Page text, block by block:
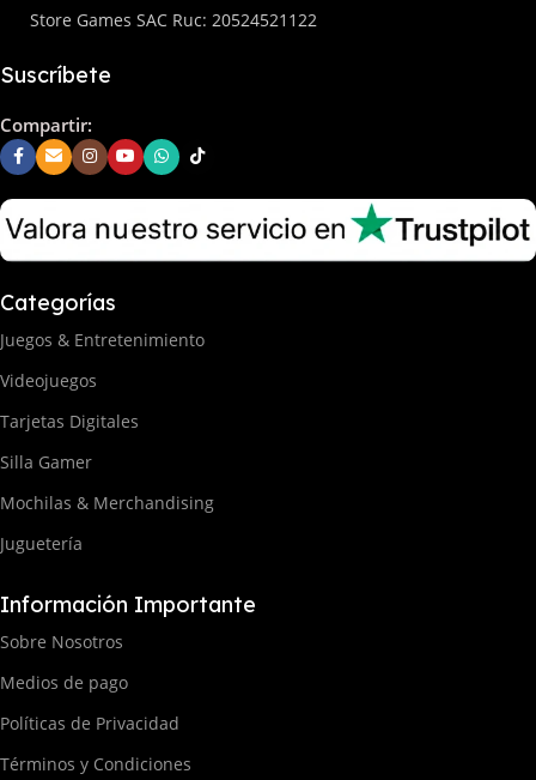
Store Games SAC Ruc: 20524521122
Suscríbete
Compartir:
Categorías
Juegos & Entretenimiento
Videojuegos
Tarjetas Digitales
Silla Gamer
Mochilas & Merchandising
Juguetería
Información Importante
Sobre Nosotros
Medios de pago
Políticas de Privacidad
Términos y Condiciones